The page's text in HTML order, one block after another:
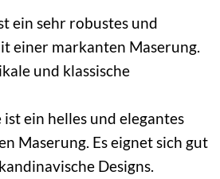
ein sehr robustes und
einer markanten Maserung.
und klassische
ein helles und elegantes
Maserung. Es eignet sich gut
Designs.